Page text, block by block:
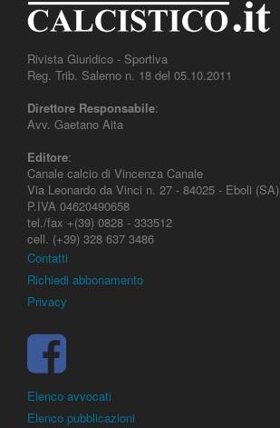
Rivista Giuridico - Sportiva
Reg. Trib. Salerno n. 18 del 05.10.2011
Direttore Responsabile:
Avv. Gaetano Aita
Editore:
Canale calcio di Vincenza Canale
Via Leonardo da Vinci n. 27 - 84025 - Eboli (SA)
P.IVA 04620490658
tel./fax +(39) 0828 - 333512
cell. (+39) 328 637 3486
Contatti
Richiedi abbonamento
Privacy
Elenco avvocati
Elenco pubblicazioni